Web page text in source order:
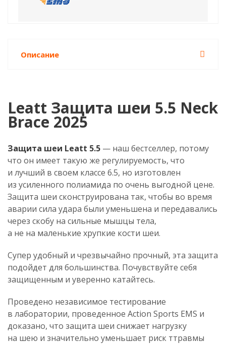
Описание
Leatt Защита шеи 5.5 Neck
Brace 2025
Защита шеи Leatt 5.5 — наш бестселлер, потому
что он имеет такую ​​же регулируемость, что
и лучший в своем классе 6.5, но изготовлен
из усиленного полиамида по очень выгодной цене.
Защита шеи сконструирована так, чтобы во время
аварии сила удара были уменьшена и передавались
через скобу на сильные мышцы тела,
а не на маленькие хрупкие кости шеи.
Супер удобный и чрезвычайно прочный, эта защита
подойдет для большинства. Почувствуйте себя
защищенным и уверенно катайтесь.
Проведено независимое тестирование
в лаборатории, проведенное Action Sports EMS и
доказано, что защита шеи снижает нагрузку
на шею и значительно уменьшает риск ттравмы